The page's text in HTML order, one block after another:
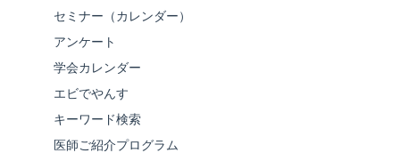
セミナー（カレンダー）
アンケート
学会カレンダー
エビでやんす
キーワード検索
医師ご紹介プログラム